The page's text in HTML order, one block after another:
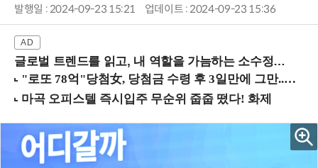
발행일 : 2024-09-23 15:21 업데이트 : 2024-09-23 15:36
글로벌 트렌드를 읽고, 내 역할을 가늠하는 소수정예 실습 워크숍 (8/28 신논현역)